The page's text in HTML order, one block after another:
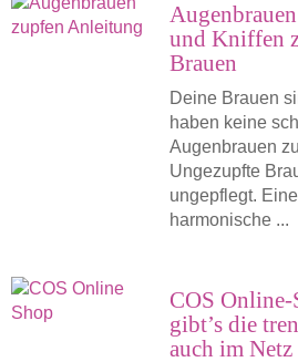
und Kniffen
Brauen
Deine Brauen
haben keine
Augenbrauen
Ungezupfte
ungepflegt.
harmonische ...
COS
gibt’s die
auch im Netz